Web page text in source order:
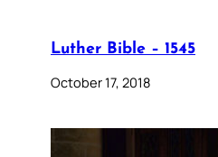
Luther Bible – 1545
October 17, 2018